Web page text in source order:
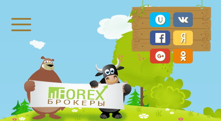
Брокеры Форекс